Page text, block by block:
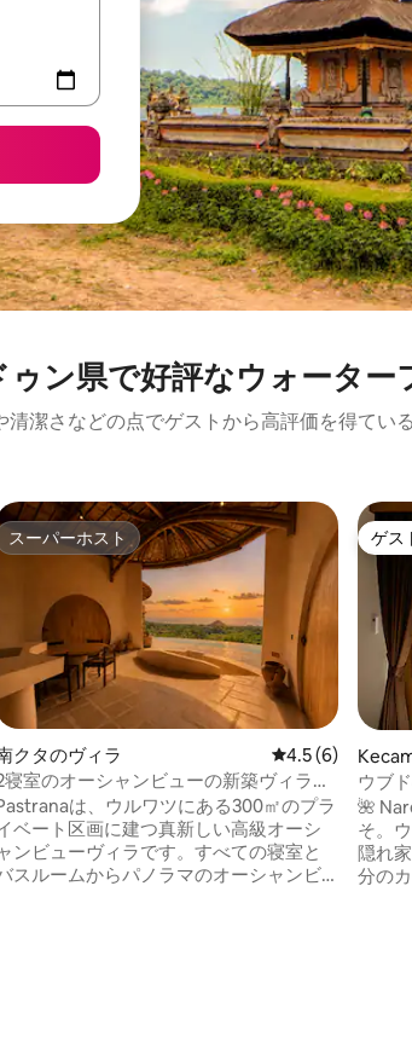
ゥン県で好評なウォータ
清潔さなどの点でゲストから高評価を得てい
、5つ星中5.0つ星の平均評価
スーパーホスト
スーパーホスト
クタのヴィラ レビュー6件、5
4.5 (6)
寝室のオーシャンビューの新築ヴィラ
プールとヨガシャラ付き）
は、ウルワツにある300㎡のプラ
ベート区画に建つ真新しい高級オーシ
ンビューヴィラです。すべての寝室と
スルームからパノラマのオーシャンビ
ゲス
ゲス
ウブ
適で
🌺
そ。
隠れ家です。 ウブ
分の